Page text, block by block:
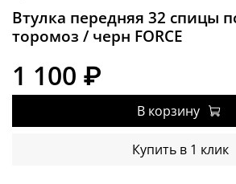
Втулка передняя 32 спицы
торомоз / черн FORCE
1 100 ₽
В корзину
Купить в 1 клик